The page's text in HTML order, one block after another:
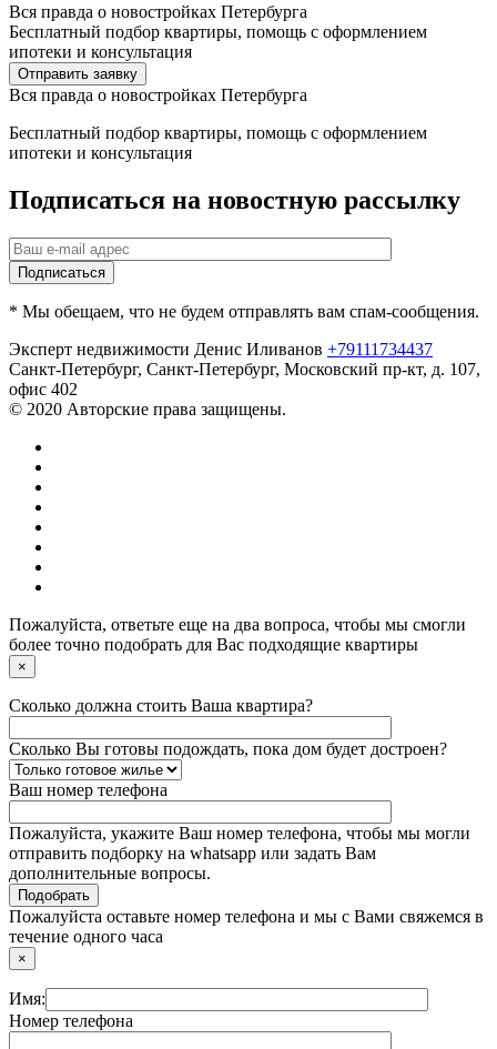
Вся правда о новостройках Петербурга
Бесплатный подбор квартиры, помощь с оформлением
ипотеки и консультация
Отправить заявку
Вся правда о новостройках Петербурга
Бесплатный подбор квартиры, помощь с оформлением
ипотеки и консультация
Подписаться на новостную рассылку
* Мы обещаем, что не будем отправлять вам спам-сообщения.
Эксперт недвижимости Денис Иливанов +79111734437
Санкт-Петербург, Санкт-Петербург, Московский пр-кт, д. 107,
офис 402
© 2020 Авторские права защищены.
Пожалуйста, ответьте еще на два вопроса, чтобы мы смогли
более точно подобрать для Вас подходящие квартиры
×
Сколько должна стоить Ваша квартира?
Сколько Вы готовы подождать, пока дом будет достроен?
Ваш номер телефона
Пожалуйста, укажите Ваш номер телефона, чтобы мы могли
отправить подборку на whatsapp или задать Вам
дополнительные вопросы.
Пожалуйста оставьте номер телефона и мы с Вами свяжемся в
течение одного часа
×
Имя:
Номер телефона